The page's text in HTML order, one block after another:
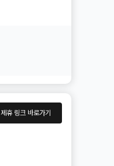
제휴 링크 바로가기